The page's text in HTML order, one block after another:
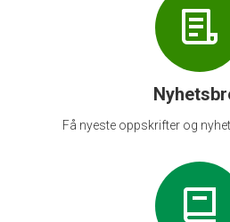
Få nyeste oppskrifter og